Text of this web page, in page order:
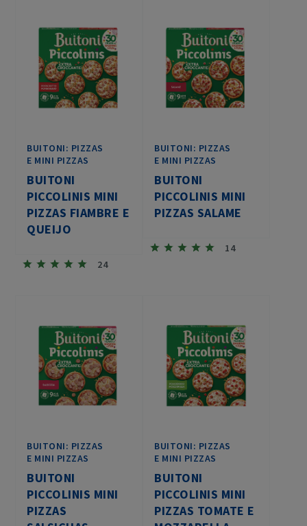
BUITONI: PIZZAS
E MINI PIZZAS
BUITONI
PICCOLINIS MINI
PIZZAS FIAMBRE E
QUEIJO
24
BUITONI: PIZZAS
E MINI PIZZAS
BUITONI
PICCOLINIS MINI
PIZZAS SALAME
14
BUITONI: PIZZAS
E MINI PIZZAS
BUITONI
PICCOLINIS MINI
PIZZAS
BUITONI: PIZZAS
E MINI PIZZAS
BUITONI
PICCOLINIS MINI
PIZZAS TOMATE E